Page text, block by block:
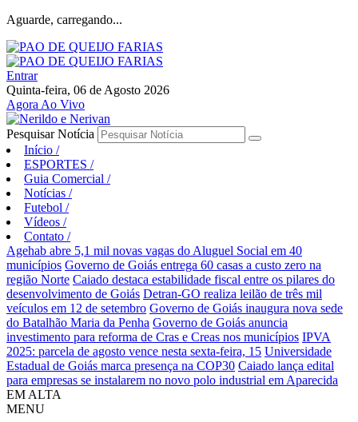
Aguarde, carregando...
Entrar
Quinta-feira, 06 de Agosto 2026
Agora Ao Vivo
Pesquisar Notícia
Início /
ESPORTES /
Guia Comercial /
Notícias /
Futebol /
Vídeos /
Contato /
Agehab abre 5,1 mil novas vagas do Aluguel Social em 40
municípios Governo de Goiás entrega 60 casas a custo zero na
região Norte Caiado destaca estabilidade fiscal entre os pilares do
desenvolvimento de Goiás Detran-GO realiza leilão de três mil
veículos em 12 de setembro Governo de Goiás inaugura nova sede
do Batalhão Maria da Penha Governo de Goiás anuncia
investimento para reforma de Cras e Creas nos municípios IPVA
2025: parcela de agosto vence nesta sexta-feira, 15 Universidade
Estadual de Goiás marca presença na COP30 Caiado lança edital
para empresas se instalarem no novo polo industrial em Aparecida
EM ALTA
MENU